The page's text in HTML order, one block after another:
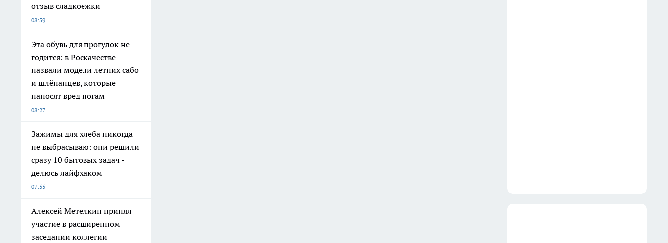
отзыв сладкоежки
08:59
Эта обувь для прогулок не
годится: в Роскачестве
назвали модели летних сабо
и шлёпанцев, которые
наносят вред ногам
08:27
Зажимы для хлеба никогда
не выбрасываю: они решили
сразу 10 бытовых задач -
делюсь лайфхаком
07:55
Алексей Метелкин принял
участие в расширенном
заседании коллегии